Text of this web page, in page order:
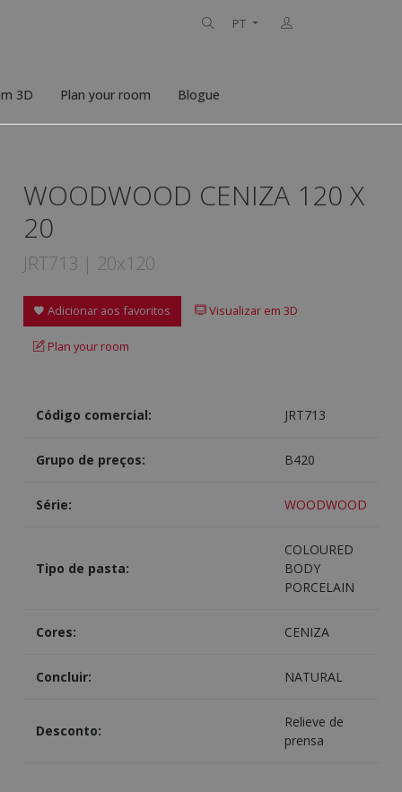
PT
3D Plan your room Blogue
WOODWOOD CENIZA 120 X
20
JRT713 | 20x120
Adicionar aos favoritos Visualizar em 3D
Plan your room
Código comercial: JRT713
Grupo de preços: B420
Série: WOODWOOD
Tipo de pasta:
COLOURED
BODY
PORCELAIN
Cores: CENIZA
Concluir: NATURAL
Desconto:
Relieve de
prensa